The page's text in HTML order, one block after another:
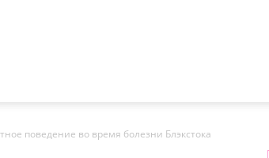
поведение во время болезни Блэкстока